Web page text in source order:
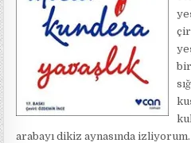
bir
arabayı dikiz aynasında